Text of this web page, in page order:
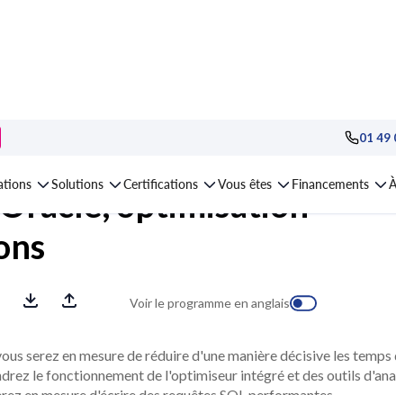
01 49
Solutions Certifications Vous êtes Financements
optimisation
Voir le programme en anglais
serez en mesure de réduire d'une manière décisive les temps
le fonctionnement de l'optimiseur intégré et des outils